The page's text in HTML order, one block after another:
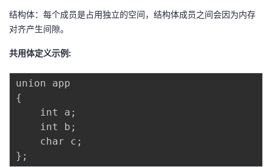
客
论
的
子
我
直
的
我
注
我
开
的
我
结构体：每个成员是占用独立的空间，结构体成员之间会因为内存
对齐产生间隙。
共用体定义示例:
{
    int a
;
    int b
;
    char c
;
} ;